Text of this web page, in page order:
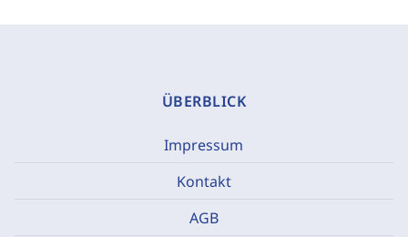
ÜBERBLICK
Impressum
Kontakt
AGB